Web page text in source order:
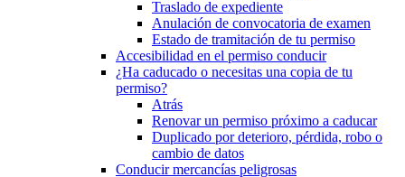
Traslado de expediente
Anulación de convocatoria de examen
Estado de tramitación de tu permiso
Accesibilidad en el permiso conducir
¿Ha caducado o necesitas una copia de tu
permiso?
Atrás
Renovar un permiso próximo a caducar
Duplicado por deterioro, pérdida, robo o
cambio de datos
Conducir mercancías peligrosas